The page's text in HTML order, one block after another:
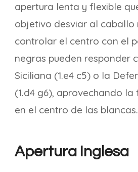
apertura lenta y flexible
objetivo desviar al caballo
controlar el centro con el
negras pueden responder
Siciliana (1.e4 c5) o la
(1.d4 g6), aprovechando
en el centro de las blancas.
Apertura Inglesa